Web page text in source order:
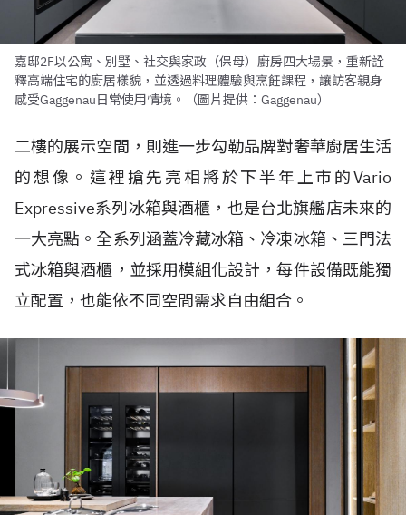
嘉邸2F以公寓、別墅、社交與家政（保母）廚房四大場景，重新詮
釋高端住宅的廚居樣貌，並透過料理體驗與烹飪課程，讓訪客親身
感受Gaggenau日常使用情境。（圖片提供：Gaggenau）
二樓的展示空間，則進一步勾勒品牌對奢華廚居生活
的想像。這裡搶先亮相將於下半年上市的Vario
Expressive系列冰箱與酒櫃，也是台北旗艦店未來的
一大亮點。全系列涵蓋冷藏冰箱、冷凍冰箱、三門法
式冰箱與酒櫃，並採用模組化設計，每件設備既能獨
立配置，也能依不同空間需求自由組合。